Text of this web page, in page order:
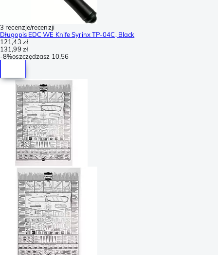
3 recenzje/recenzji
Długopis EDC WE Knife Syrinx TP-04C, Black
121,43 zł
131,99 zł
-8%oszczędzasz 10,56